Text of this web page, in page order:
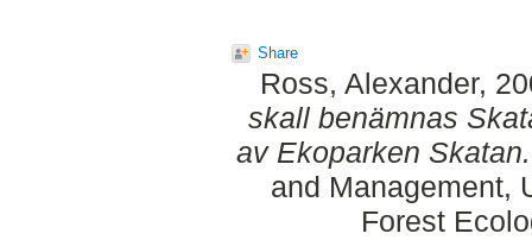
Share
Ross, Alexander,
skall benämnas
av Ekoparken Skatan.
and Management,
Forest